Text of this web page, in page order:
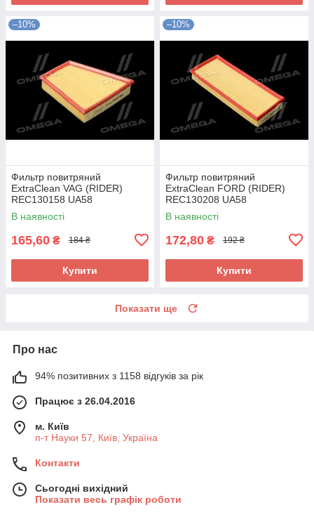
–10%
Фильтр повитряний
ExtraClean VAG (RIDER)
REC130158 UA58
В наявності
165,60 ₴ 184 ₴
Купити
–10%
Фильтр повитряний
ExtraClean FORD (RIDER)
REC130208 UA58
В наявності
172,80 ₴ 192 ₴
Купити
Показати ще
Про нас
94% позитивних з 1158 відгуків за рік
Працює з 26.04.2016
м. Київ
п-т Науки 57, Київ, Україна
Контакти
Сьогодні вихідний
Показати весь графік роботи